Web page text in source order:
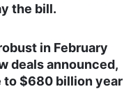
the bill.
in February
deals announced,
to $680 billion year